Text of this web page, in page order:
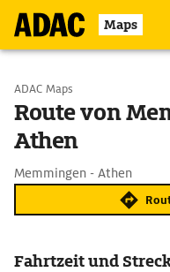
Maps
Start wählen
Ziel eingeben
ADAC Maps
Route von
Athen
Memmingen - Athen
Fahrtzeit und